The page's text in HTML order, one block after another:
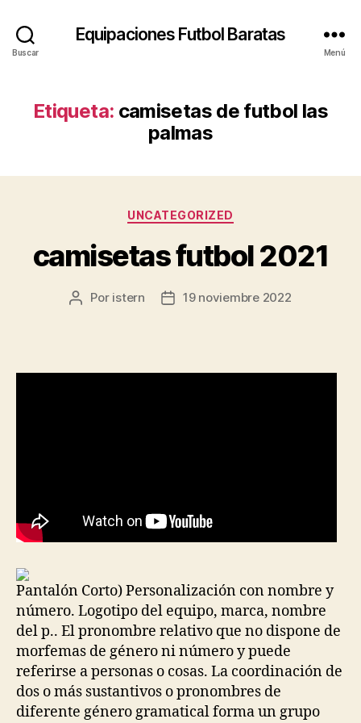
Buscar
Equipaciones Futbol Baratas
Menú
Etiqueta: camisetas de futbol las
palmas
Categorías
UNCATEGORIZED
camisetas futbol 2021
Autor
Por istern
Fecha19 noviembre 2022
Pantalón Corto) Personalización con nombre y
número. Logotipo del equipo, marca, nombre
del p.. El pronombre relativo que no dispone de
morfemas de género ni número y puede
referirse a personas o cosas. La coordinación de
dos o más sustantivos o pronombres de
diferente género gramatical forma un grupo